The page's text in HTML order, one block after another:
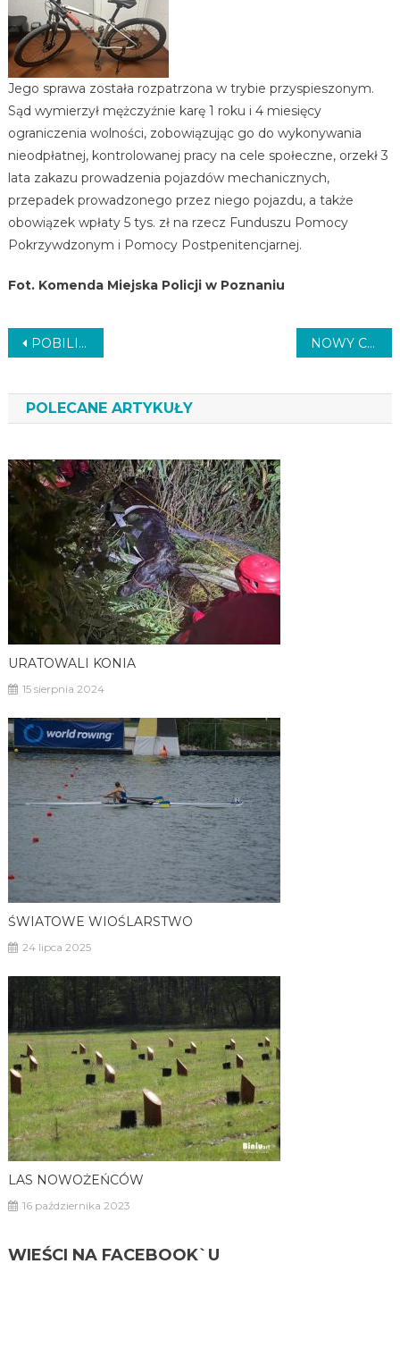
Jego sprawa została rozpatrzona w trybie przyspieszonym.
Sąd wymierzył mężczyźnie karę 1 roku i 4 miesięcy
ograniczenia wolności, zobowiązując go do wykonywania
nieodpłatnej, kontrolowanej pracy na cele społeczne, orzekł 3
lata zakazu prowadzenia pojazdów mechanicznych,
przepadek prowadzonego przez niego pojazdu, a także
obowiązek wpłaty 5 tys. zł na rzecz Funduszu Pomocy
Pokrzywdzonym i Pomocy Postpenitencjarnej.
Fot. Komenda Miejska Policji w Poznaniu
Nawigacja
POBILI TAKSÓWKARZA NOWY CHODNIK
POLECANE ARTYKUŁY
URATOWALI KONIA
15 sierpnia 2024
ŚWIATOWE WIOŚLARSTWO
24 lipca 2025
LAS NOWOŻEŃCÓW
16 października 2023
WIEŚCI NA FACEBOOK`U